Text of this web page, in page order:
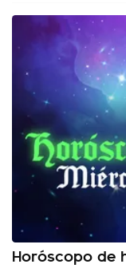
Horóscopo de